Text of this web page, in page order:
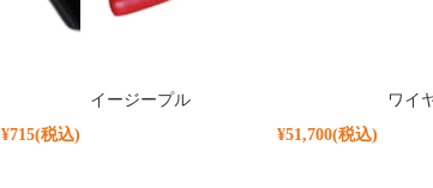
¥715(税込)
イージープル
¥51,700(税込)
ワイ